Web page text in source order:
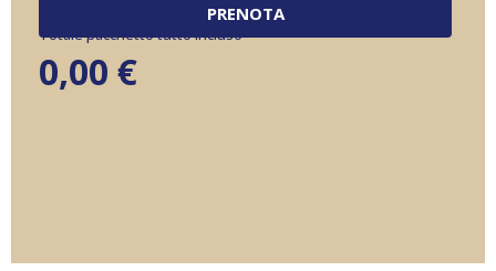
PRENOTA
Totale pacchetto tutto incluso
0,00 €